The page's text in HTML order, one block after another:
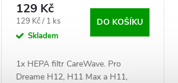
129 Kč
Měrná
cena:
129 Kč / 1 ks
Skladem
DO KOŠÍKU
1x HEPA filtr CareWave. Pro
Dreame H12, H11 Max a H11,